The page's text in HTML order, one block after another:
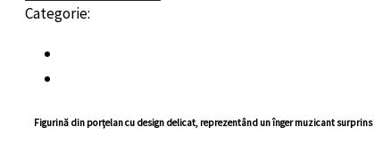
Categorie:
Figurină din porțelan cu design delicat, reprezentând un înger muzicant